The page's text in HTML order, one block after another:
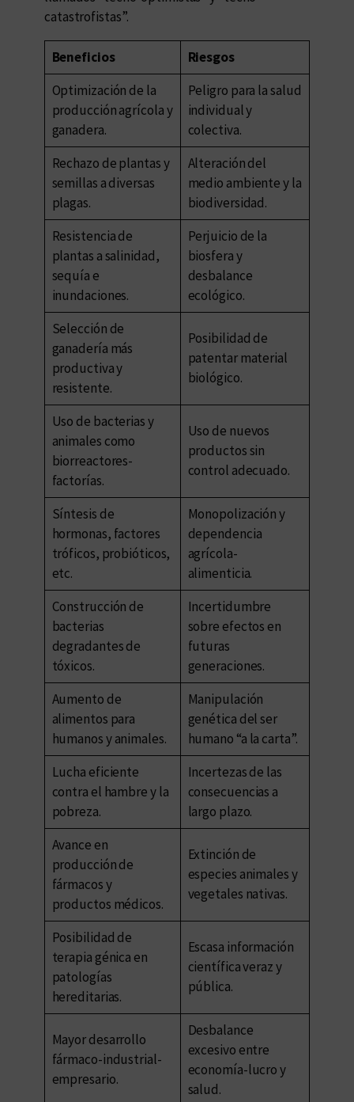
catastrofistas”.
Beneficios
Riesgos
Optimización de la
producción agrícola y
ganadera.
Peligro para la salud
individual y
colectiva.
Rechazo de plantas y
semillas a diversas
plagas.
Alteración del
medio ambiente y la
biodiversidad.
Resistencia de
plantas a salinidad,
sequía e
inundaciones.
Perjuicio de la
biosfera y
desbalance
ecológico.
Selección de
ganadería más
productiva y
resistente.
Posibilidad de
patentar material
biológico.
Uso de bacterias y
animales como
biorreactores-
factorías.
Uso de nuevos
productos sin
control adecuado.
Síntesis de
hormonas, factores
tróficos, probióticos,
etc.
Monopolización y
dependencia
agrícola-
alimenticia.
Construcción de
bacterias
degradantes de
tóxicos.
Incertidumbre
sobre efectos en
futuras
generaciones.
Aumento de
alimentos para
humanos y animales.
Manipulación
genética del ser
humano “a la carta”.
Lucha eficiente
contra el hambre y la
pobreza.
Incertezas de las
consecuencias a
largo plazo.
Avance en
producción de
fármacos y
productos médicos.
Extinción de
especies animales y
vegetales nativas.
Posibilidad de
terapia génica en
patologías
hereditarias.
Escasa información
científica veraz y
pública.
Mayor desarrollo
fármaco-industrial-
empresario.
Desbalance
excesivo entre
economía-lucro y
salud.